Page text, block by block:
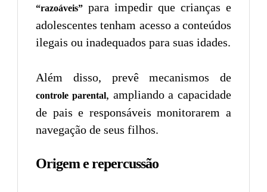
“razoáveis” para impedir que crianças e
adolescentes tenham acesso a conteúdos
ilegais ou inadequados para suas idades.
Além disso, prevê mecanismos de
controle parental, ampliando a capacidade
de pais e responsáveis monitorarem a
navegação de seus filhos.
Origem e repercussão